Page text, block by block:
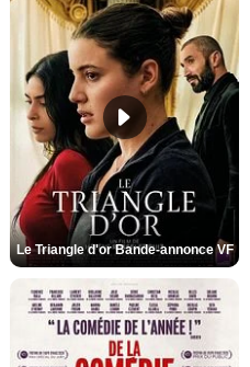
Le Triangle d'or Bande-annonce VF